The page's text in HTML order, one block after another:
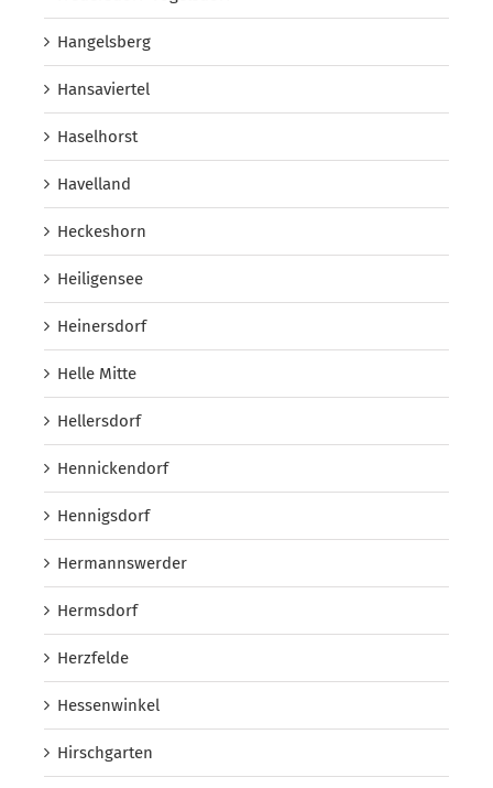
Hangelsberg
Hansaviertel
Haselhorst
Havelland
Heckeshorn
Heiligensee
Heinersdorf
Helle Mitte
Hellersdorf
Hennickendorf
Hennigsdorf
Hermannswerder
Hermsdorf
Herzfelde
Hessenwinkel
Hirschgarten